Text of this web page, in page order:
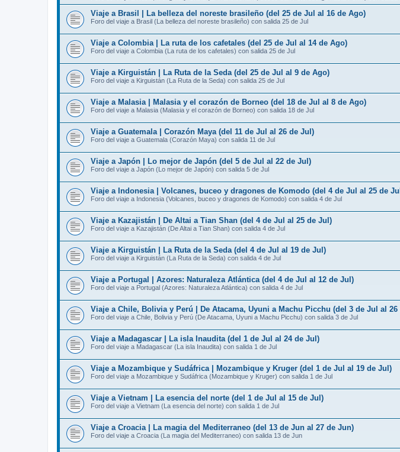
Viaje a Brasil | La belleza del noreste brasileño (del 25 de Jul al 16 de Ago)
Foro del viaje a Brasil (La belleza del noreste brasileño) con salida 25 de Jul
Viaje a Colombia | La ruta de los cafetales (del 25 de Jul al 14 de Ago)
Foro del viaje a Colombia (La ruta de los cafetales) con salida 25 de Jul
Viaje a Kirguistán | La Ruta de la Seda (del 25 de Jul al 9 de Ago)
Foro del viaje a Kirguistán (La Ruta de la Seda) con salida 25 de Jul
Viaje a Malasia | Malasia y el corazón de Borneo (del 18 de Jul al 8 de Ago)
Foro del viaje a Malasia (Malasia y el corazón de Borneo) con salida 18 de Jul
Viaje a Guatemala | Corazón Maya (del 11 de Jul al 26 de Jul)
Foro del viaje a Guatemala (Corazón Maya) con salida 11 de Jul
Viaje a Japón | Lo mejor de Japón (del 5 de Jul al 22 de Jul)
Foro del viaje a Japón (Lo mejor de Japón) con salida 5 de Jul
Viaje a Indonesia | Volcanes, buceo y dragones de Komodo (del 4 de Jul al 25 de
Foro del viaje a Indonesia (Volcanes, buceo y dragones de Komodo) con salida 4 de Jul
Viaje a Kazajistán | De Altai a Tian Shan (del 4 de Jul al 25 de Jul)
Foro del viaje a Kazajistán (De Altai a Tian Shan) con salida 4 de Jul
Viaje a Kirguistán | La Ruta de la Seda (del 4 de Jul al 19 de Jul)
Foro del viaje a Kirguistán (La Ruta de la Seda) con salida 4 de Jul
Viaje a Portugal | Azores: Naturaleza Atlántica (del 4 de Jul al 12 de Jul)
Foro del viaje a Portugal (Azores: Naturaleza Atlántica) con salida 4 de Jul
Viaje a Chile, Bolivia y Perú | De Atacama, Uyuni a Machu Picchu (del 3 de Jul al 26
Foro del viaje a Chile, Bolivia y Perú (De Atacama, Uyuni a Machu Picchu) con salida 3 de Jul
Viaje a Madagascar | La isla Inaudita (del 1 de Jul al 24 de Jul)
Foro del viaje a Madagascar (La isla Inaudita) con salida 1 de Jul
Viaje a Mozambique y Sudáfrica | Mozambique y Kruger (del 1 de Jul al 19 de Jul)
Foro del viaje a Mozambique y Sudáfrica (Mozambique y Kruger) con salida 1 de Jul
Viaje a Vietnam | La esencia del norte (del 1 de Jul al 15 de Jul)
Foro del viaje a Vietnam (La esencia del norte) con salida 1 de Jul
Viaje a Croacia | La magia del Mediterraneo (del 13 de Jun al 27 de Jun)
Foro del viaje a Croacia (La magia del Mediterraneo) con salida 13 de Jun